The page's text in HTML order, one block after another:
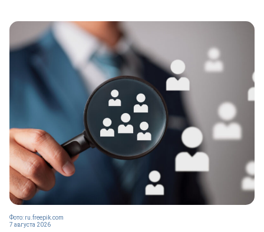
7 августа 2026
Фото: ru.freepik.com